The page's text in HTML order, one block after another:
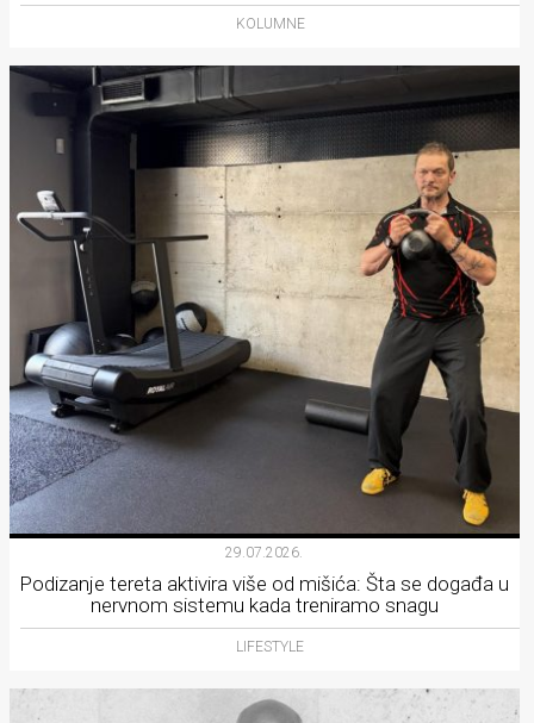
KOLUMNE
29.07.2026.
Podizanje tereta aktivira više od mišića: Šta se događa u
nervnom sistemu kada treniramo snagu
LIFESTYLE